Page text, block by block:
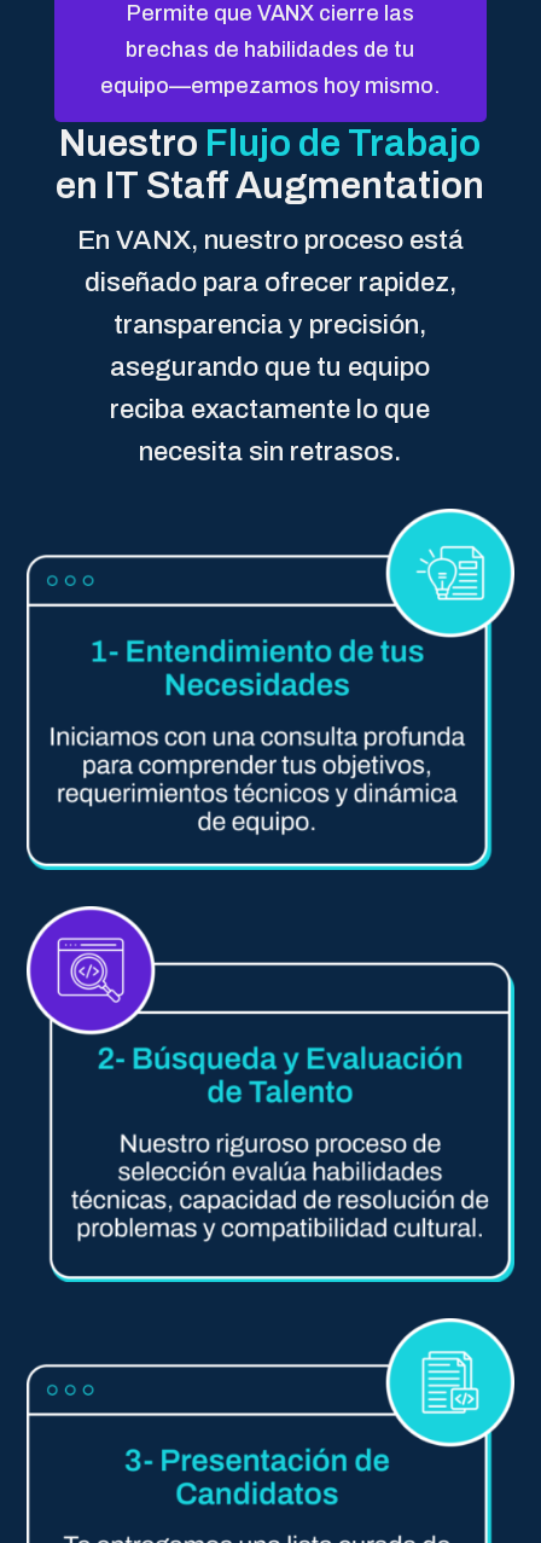
Integración Sin Esfuerzo
Nuestros profesionales se adaptan
perfectamente a tus flujos de trabajo,
herramientas y cultura de equipo
Permite que VANX cierre las
brechas de habilidades de tu
equipo—empezamos hoy mismo.
Nuestro Flujo de Trabajo
en IT Staff Augmentation
En VANX, nuestro proceso está
diseñado para ofrecer rapidez,
transparencia y precisión,
asegurando que tu equipo
reciba exactamente lo que
necesita sin retrasos.